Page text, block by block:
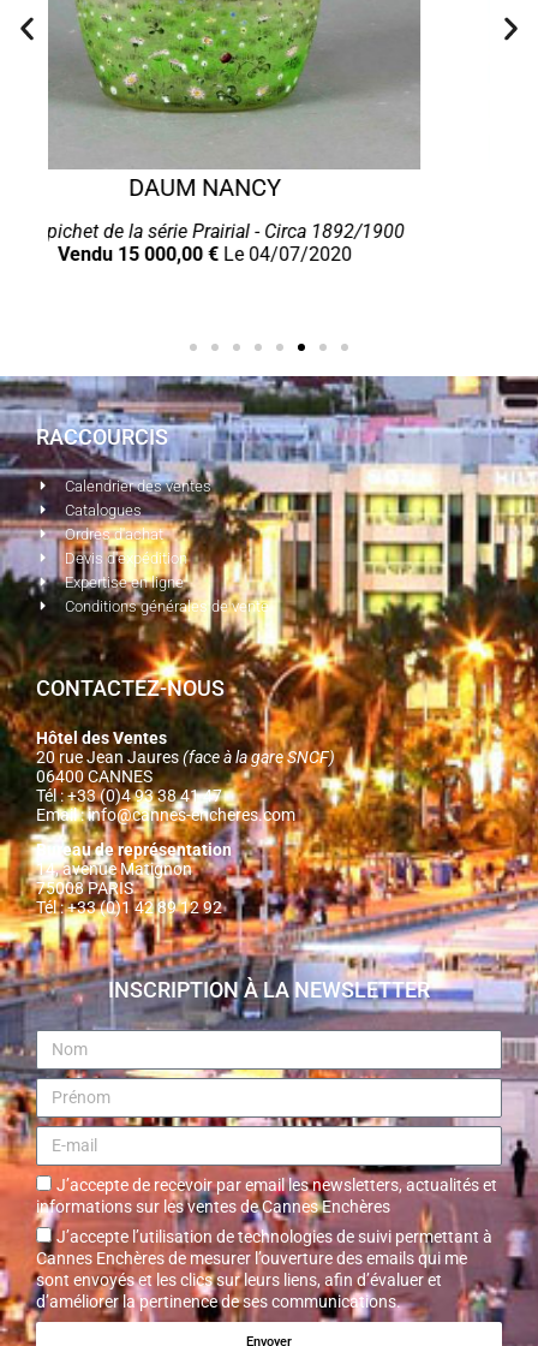
DAUM NANCY
Rare pichet de la série Prairial - Circa 1892/1900
Vendu 15 000,00 €Le 04/07/2020
RACCOURCIS
Calendrier des ventes
Catalogues
Ordres d'achat
Devis d'expédition
Expertise en ligne
Conditions générales de vente
CONTACTEZ-NOUS
Hôtel des Ventes
20 rue Jean Jaures(face à la gare SNCF)
06400 CANNES
Tél : +33 (0)4 93 38 41 47
Email :info@cannes-encheres.com
Bureau de représentation
14, avenue Matignon
75008 PARIS
Tél : +33 (0)1 42 89 12 92
INSCRIPTION À LA NEWSLETTER
J’accepte de recevoir par email les newsletters, actualités et
informations sur les ventes de Cannes Enchères
J’accepte l’utilisation de technologies de suivi permettant à
Cannes Enchères de mesurer l’ouverture des emails qui me
sont envoyés et les clics sur leurs liens, afin d’évaluer et
d’améliorer la pertinence de ses communications.
Envoyer